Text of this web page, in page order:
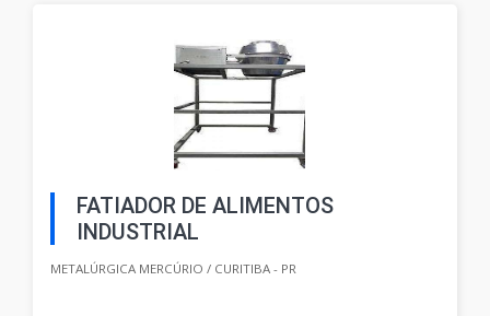
FATIADOR DE ALIMENTOS
INDUSTRIAL
METALÚRGICA MERCÚRIO / CURITIBA - PR